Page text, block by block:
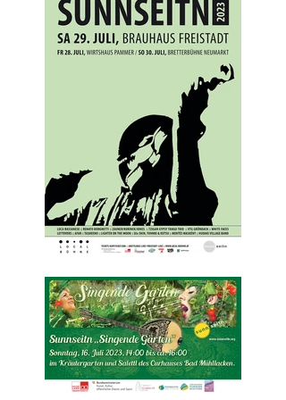
BORDUN 2023
Freitag 28. Juli bis
Sonntag 30. Juli
2023 „TANZLUST“